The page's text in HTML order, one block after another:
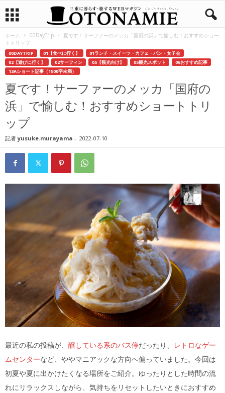
ホーム 00DayTrip
夏です！サーファーのメッカ「国府の浜」で愉しむ！おすすめショー
トトリップ
00DAYTRIP 01【食べに行く】
01ランチ・スイーツ・カフェ・パン・女子会
02【遊びに行く】
02サーフィン 05【観光向け】 05観光スポット
06おすすめ記事
13Aショート記事（1500字未満）
夏です！サーファーのメッカ「国府の
浜」で愉しむ！おすすめショートトリ
ップ
記者 yusuke.murayama - 2022-07-10
最近の私の投稿が、 醸している系のバス停だったり、 レトロなゲー
ムセンターなど、ややマニアックな方向へ偏っていました。今回は
初夏や夏に出かけたくなる場所をご紹介。ゆったりとした時間の流
れにリラックスしながら、気持ちをリセットしたいときにおすすめ